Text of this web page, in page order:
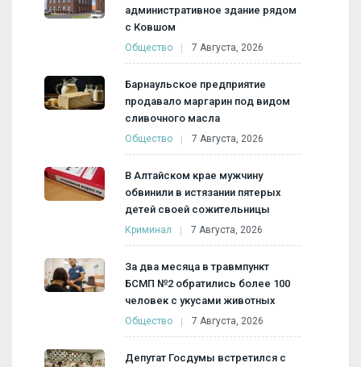
административное здание рядом
с Ковшом
Общество 7 Августа, 2026
Барнаульское предприятие
продавало маргарин под видом
сливочного масла
Общество 7 Августа, 2026
В Алтайском крае мужчину
обвинили в истязании пятерых
детей своей сожительницы
Криминал 7 Августа, 2026
За два месяца в травмпункт
БСМП №2 обратились более 100
человек с укусами животных
Общество 7 Августа, 2026
Депутат Госдумы встретился с